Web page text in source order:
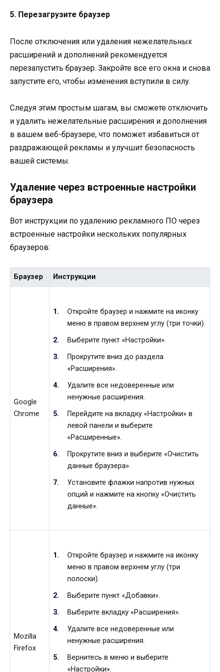
5. Перезагрузите браузер
После отключения или удаления нежелательных
расширений и дополнений рекомендуется
перезапустить браузер. Закройте все его окна и снова
запустите его, чтобы изменения вступили в силу.
Следуя этим простым шагам, вы сможете отключить
и удалить нежелательные расширения и дополнения
в вашем веб-браузере, что поможет избавиться от
раздражающей рекламы и улучшит безопасность
вашей системы.
Удаление через встроенные настройки
браузера
Вот инструкции по удалению рекламного ПО через
встроенные настройки нескольких популярных
браузеров:
Браузер Инструкции
Google
Chrome
Откройте браузер и нажмите на иконку
меню в правом верхнем углу (три точки).
Выберите пункт «Настройки».
Прокрутите вниз до раздела
«Расширения».
Удалите все недоверенные или
ненужные расширения.
Перейдите на вкладку «Настройки» в
левой панели и выберите
«Расширенные».
Прокрутите вниз и выберите «Очистить
данные браузера».
Установите флажки напротив нужных
опций и нажмите на кнопку «Очистить
данные».
Mozilla
Firefox
Откройте браузер и нажмите на иконку
меню в правом верхнем углу (три
полоски).
Выберите пункт «Добавки».
Выберите вкладку «Расширения».
Удалите все недоверенные или
ненужные расширения.
Вернитесь в меню и выберите
«Настройки».